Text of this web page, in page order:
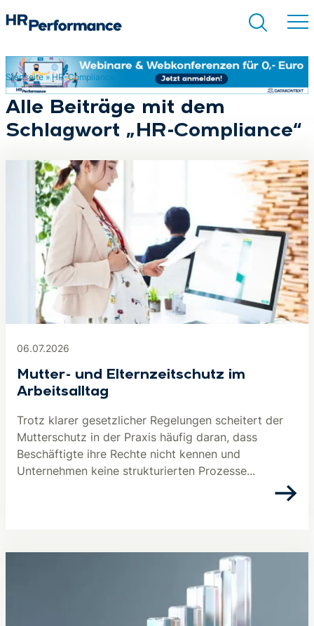
Suchen
Startseite» HR-Compliance
Alle Beiträge mit dem
Schlagwort „HR-Compliance“
06.07.2026
Mutter- und Elternzeitschutz im
Arbeitsalltag
Trotz klarer gesetzlicher Regelungen scheitert der
Mutterschutz in der Praxis häufig daran, dass
Beschäftigte ihre Rechte nicht kennen und
Unternehmen keine strukturierten Prozesse...